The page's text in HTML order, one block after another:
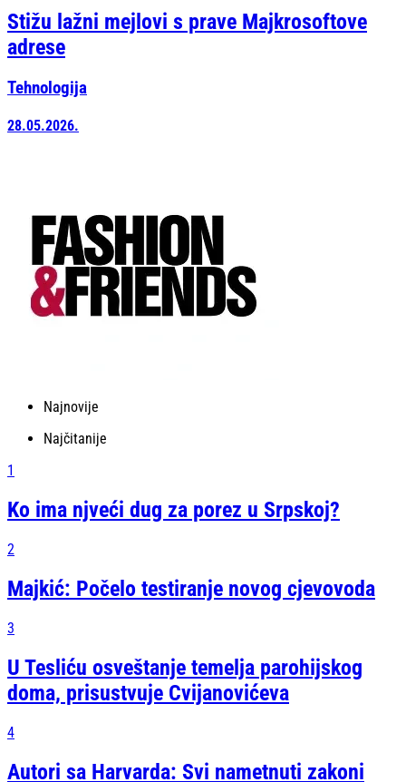
Stižu lažni mejlovi s prave Majkrosoftove
adrese
Tehnologija
28.05.2026.
Najnovije
Najčitanije
1
Ko ima njveći dug za porez u Srpskoj?
2
Majkić: Počelo testiranje novog cjevovoda
3
U Tesliću osveštanje temelja parohijskog
doma, prisustvuje Cvijanovićeva
4
Autori sa Harvarda: Svi nametnuti zakoni